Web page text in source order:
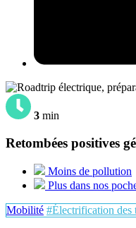
3 min
Retombées positives
Moins de pollution
Plus dans nos
Mobilité #Électrification des